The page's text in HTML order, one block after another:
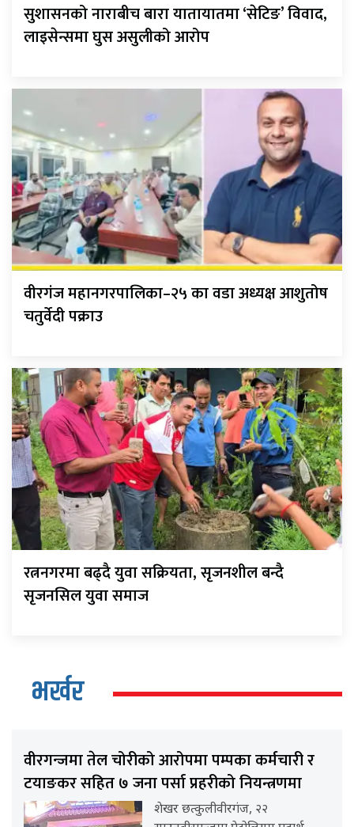
सुशासनको नाराबीच बारा यातायातमा ‘सेटिङ’ विवाद,
लाइसेन्समा घुस असुलीको आरोप
वीरगंज महानगरपालिका–२५ का वडा अध्यक्ष आशुतोष
चतुर्वेदी पक्राउ
रत्ननगरमा बढ्दै युवा सक्रियता, सृजनशील बन्दै
सृजनसिल युवा समाज
भर्खर
वीरगन्जमा तेल चोरीको आरोपमा पम्पका कर्मचारी र
टयाङकर सहित ७ जना पर्सा प्रहरीको नियन्त्रणमा
शेखर छत्कुलीवीरगंज, २२